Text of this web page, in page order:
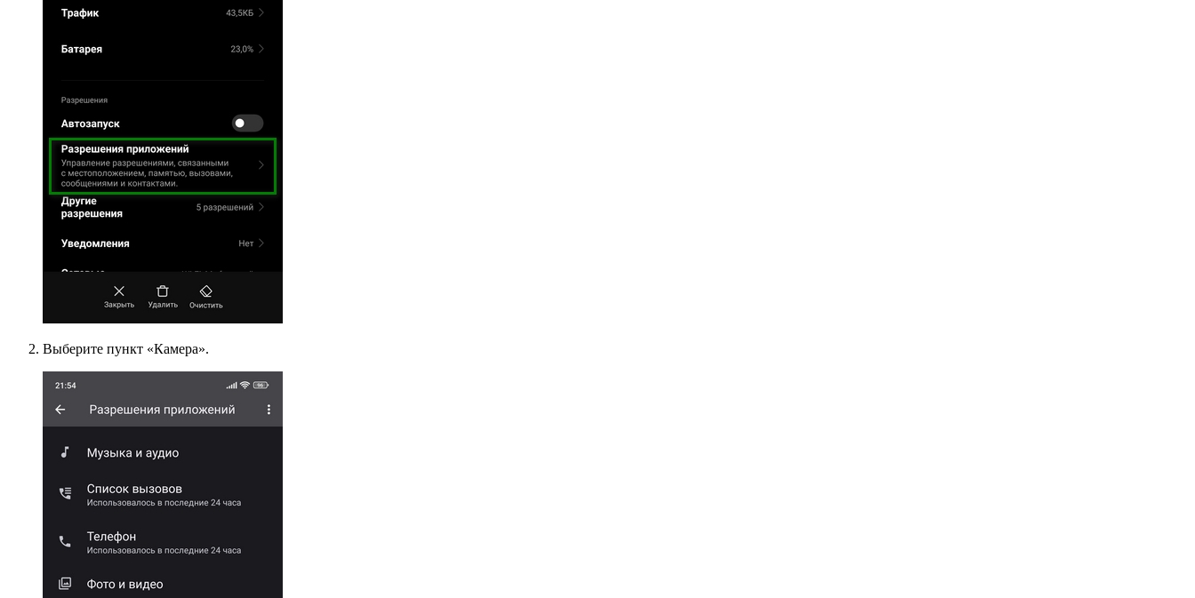
Выберите пункт «Камера».